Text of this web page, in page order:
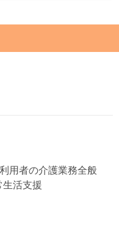
用者の介護業務全般
生活支援